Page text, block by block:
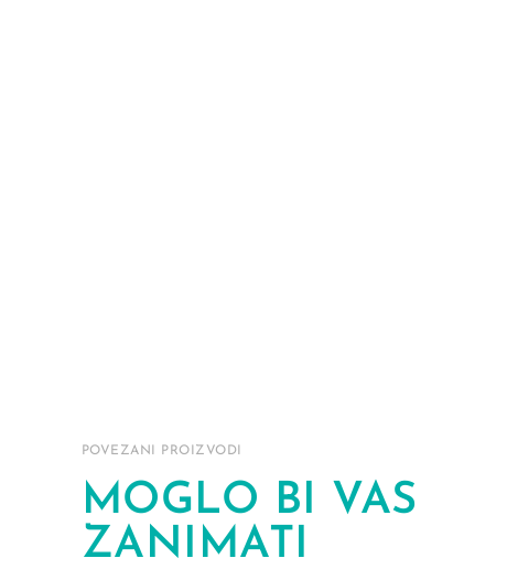
POVEZANI PROIZVODI
MOGLO BI VAS
ZANIMATI